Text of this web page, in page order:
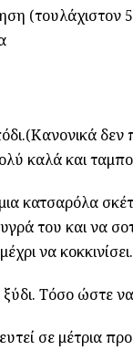
(τουλάχιστον
καλά και
κατσαρόλα
του και να
να κοκκινίσει.
Τόσο ώστε
σε μέτρια